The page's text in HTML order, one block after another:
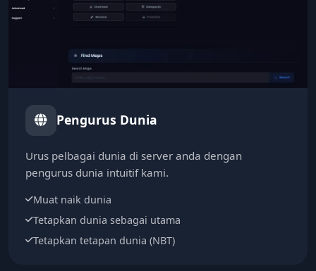
Pengurus Dunia
Urus pelbagai dunia di server anda dengan
pengurus dunia intuitif kami.
Muat naik dunia
Tetapkan dunia sebagai utama
Tetapkan tetapan dunia (NBT)